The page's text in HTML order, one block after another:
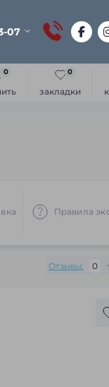
07
0
закладки
0
Правила
Отзывы: 0